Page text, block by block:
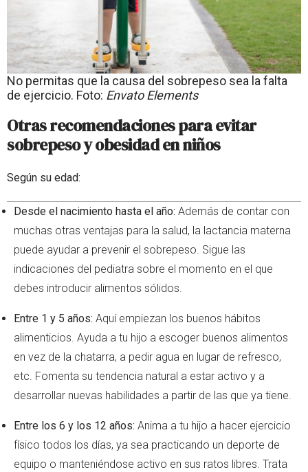
No permitas que la causa del sobrepeso sea la falta
de ejercicio. Foto: Envato Elements
Otras recomendaciones para evitar
sobrepeso y obesidad en niños
Según su edad:
Desde el nacimiento hasta el año: Además de contar con
muchas otras ventajas para la salud, la lactancia materna
puede ayudar a prevenir el sobrepeso. Sigue las
indicaciones del pediatra sobre el momento en el que
debes introducir alimentos sólidos.
Entre 1 y 5 años: Aquí empiezan los buenos hábitos
alimenticios. Ayuda a tu hijo a escoger buenos alimentos
en vez de la chatarra, a pedir agua en lugar de refresco,
etc. Fomenta su tendencia natural a estar activo y a
desarrollar nuevas habilidades a partir de las que ya tiene.
Entre los 6 y los 12 años: Anima a tu hijo a hacer ejercicio
físico todos los días, ya sea practicando un deporte de
equipo o manteniéndose activo en sus ratos libres. Trata